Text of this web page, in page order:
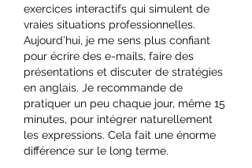
exercices interactifs qui simulent de
vraies situations professionnelles.
Aujourd’hui, je me sens plus confiant
pour écrire des e-mails, faire des
présentations et discuter de stratégies
en anglais. Je recommande de
pratiquer un peu chaque jour, même 15
minutes, pour intégrer naturellement
les expressions. Cela fait une énorme
différence sur le long terme.